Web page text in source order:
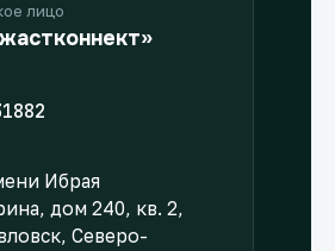
лицо
Ибрая
дом 240, кв. 2,
Северо-